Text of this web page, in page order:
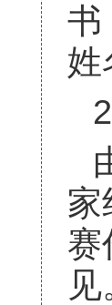
书
姓
家
赛